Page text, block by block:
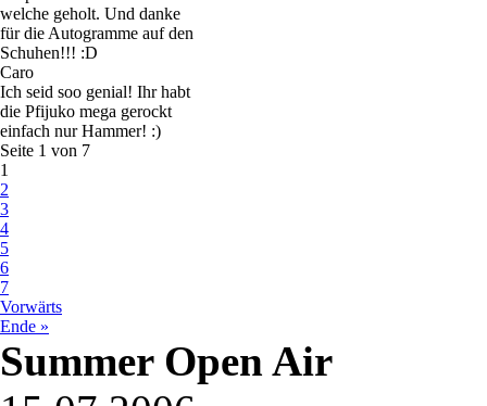
welche geholt. Und danke
für die Autogramme auf den
Schuhen!!! :D
Caro
Ich seid soo genial! Ihr habt
die Pfijuko mega gerockt
einfach nur Hammer! :)
Seite 1 von 7
1
2
3
4
5
6
7
Vorwärts
Ende »
Summer Open Air